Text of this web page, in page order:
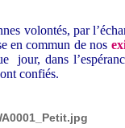
volontés, par
en commun de nos
jour, dans
confiés.